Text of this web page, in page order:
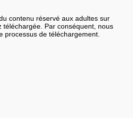
contenu réservé aux adultes sur
téléchargée. Par conséquent, nous
processus de téléchargement.